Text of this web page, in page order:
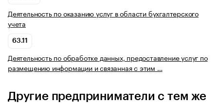
Деятельность по оказанию услуг в области бухгалтерского
учета
63.11
Деятельность по обработке данных, предоставление услуг по
размещению информации и связанная с этим …
Другие предприниматели с тем же